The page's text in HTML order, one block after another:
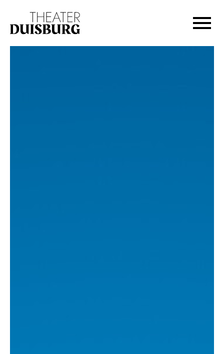
Zur Hauptnavigation springen
Zum Footer springen